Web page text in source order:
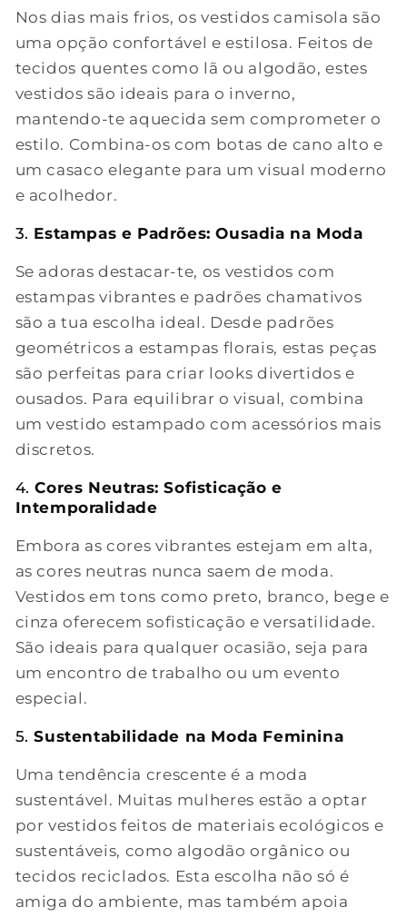
Nos dias mais frios, os vestidos camisola são
uma opção confortável e estilosa. Feitos de
tecidos quentes como lã ou algodão, estes
vestidos são ideais para o inverno,
mantendo-te aquecida sem comprometer o
estilo. Combina-os com botas de cano alto e
um casaco elegante para um visual moderno
e acolhedor.
3. Estampas e Padrões: Ousadia na Moda
Se adoras destacar-te, os vestidos com
estampas vibrantes e padrões chamativos
são a tua escolha ideal. Desde padrões
geométricos a estampas florais, estas peças
são perfeitas para criar looks divertidos e
ousados. Para equilibrar o visual, combina
um vestido estampado com acessórios mais
discretos.
4.Cores Neutras: Sofisticação e
Intemporalidade
Embora as cores vibrantes estejam em alta,
as cores neutras nunca saem de moda.
Vestidos em tons como preto, branco, bege e
cinza oferecem sofisticação e versatilidade.
São ideais para qualquer ocasião, seja para
um encontro de trabalho ou um evento
especial.
5.Sustentabilidade na Moda Feminina
Uma tendência crescente é a moda
sustentável. Muitas mulheres estão a optar
por vestidos feitos de materiais ecológicos e
sustentáveis, como algodão orgânico ou
tecidos reciclados. Esta escolha não só é
amiga do ambiente, mas também apoia